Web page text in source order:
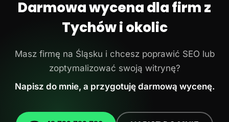
Darmowa wycena dla firm z
Tychów i okolic
Masz firmę na Śląsku i chcesz poprawić SEO lub
zoptymalizować swoją witrynę?
Napisz do mnie, a przygotuję darmową wycenę.